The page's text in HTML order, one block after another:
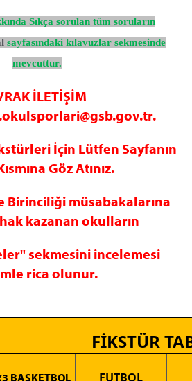
Sıkça sorulan tüm soruların
sayfasındaki kılavuzlar sekmesinde
mevcuttur.
İLETİŞİM
İçin Lütfen Sayfanın
Göz Atınız.
Birinciliği müsabakalarına
kazanan okulların
sekmesini incelemesi
rica olunur.
FİKSTÜR
BASKETBOL FUTBOL